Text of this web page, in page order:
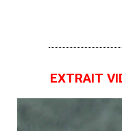
EXTRAIT